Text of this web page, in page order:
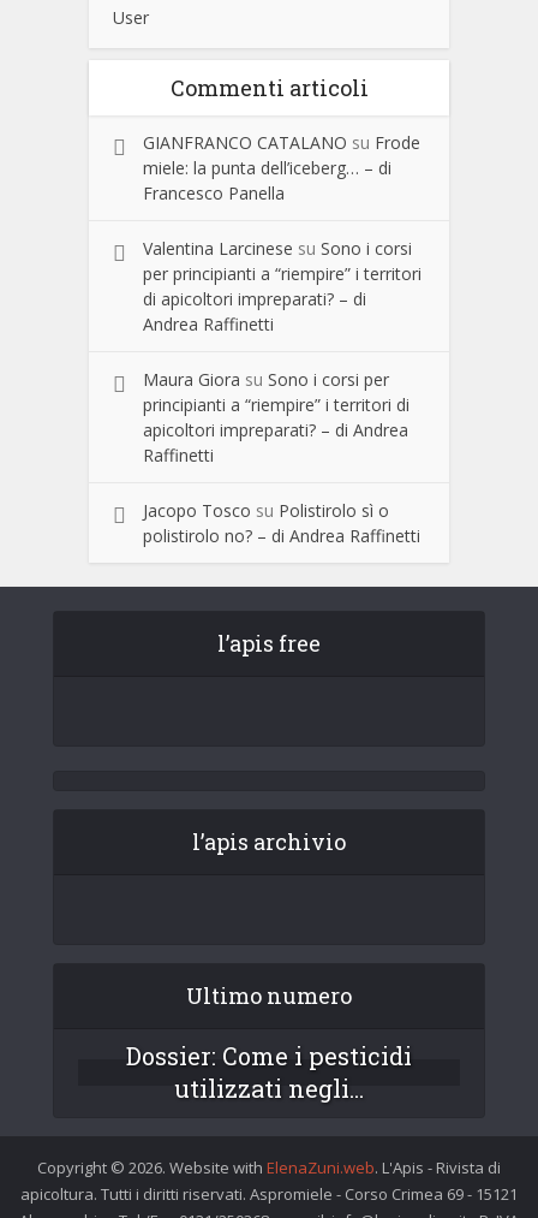
User
Commenti articoli
GIANFRANCO CATALANO su Frode
miele: la punta dell’iceberg… – di
Francesco Panella
Valentina Larcinese su Sono i corsi
per principianti a “riempire” i territori
di apicoltori impreparati? – di
Andrea Raffinetti
Maura Giora su Sono i corsi per
principianti a “riempire” i territori di
apicoltori impreparati? – di Andrea
Raffinetti
Jacopo Tosco su Polistirolo sì o
polistirolo no? – di Andrea Raffinetti
l’apis free
l’apis archivio
Ultimo numero
Dossier: Come i pesticidi
utilizzati negli...
Copyright © 2026. Website with ElenaZuni.web. L'Apis - Rivista di
apicoltura. Tutti i diritti riservati. Aspromiele - Corso Crimea 69 - 15121